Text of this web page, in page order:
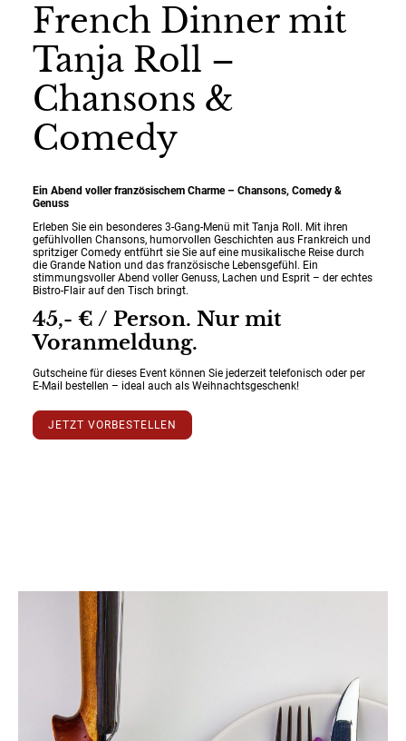
French Dinner mit
Tanja Roll –
Chansons &
Comedy
Ein Abend voller französischem Charme – Chansons, Comedy &
Genuss
Erleben Sie ein besonderes 3-Gang-Menü mit Tanja Roll. Mit ihren
gefühlvollen Chansons, humorvollen Geschichten aus Frankreich und
spritziger Comedy entführt sie Sie auf eine musikalische Reise durch
die Grande Nation und das französische Lebensgefühl. Ein
stimmungsvoller Abend voller Genuss, Lachen und Esprit – der echtes
Bistro-Flair auf den Tisch bringt.
45,- € / Person. Nur mit
Voranmeldung.
Gutscheine für dieses Event können Sie jederzeit telefonisch oder per
E-Mail bestellen – ideal auch als Weihnachtsgeschenk!
JETZT VORBESTELLEN